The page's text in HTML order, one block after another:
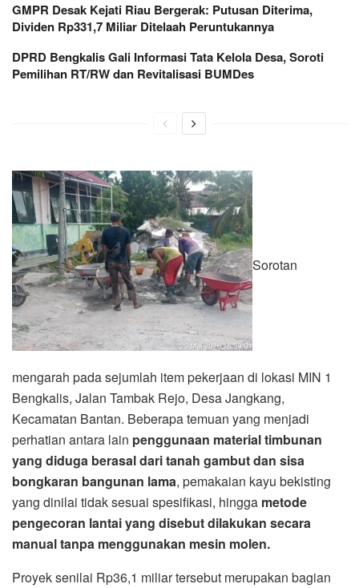
GMPR Desak Kejati Riau Bergerak: Putusan Diterima,
Dividen Rp331,7 Miliar Ditelaah Peruntukannya
DPRD Bengkalis Gali Informasi Tata Kelola Desa, Soroti
Pemilihan RT/RW dan Revitalisasi BUMDes
Sorotan
mengarah pada sejumlah item pekerjaan di lokasi MIN 1
Bengkalis, Jalan Tambak Rejo, Desa Jangkang,
Kecamatan Bantan. Beberapa temuan yang menjadi
perhatian antara lain penggunaan material timbunan
yang diduga berasal dari tanah gambut dan sisa
bongkaran bangunan lama, pemakaian kayu bekisting
yang dinilai tidak sesuai spesifikasi, hingga metode
pengecoran lantai yang disebut dilakukan secara
manual tanpa menggunakan mesin molen.
Proyek senilai Rp36,1 miliar tersebut merupakan bagian